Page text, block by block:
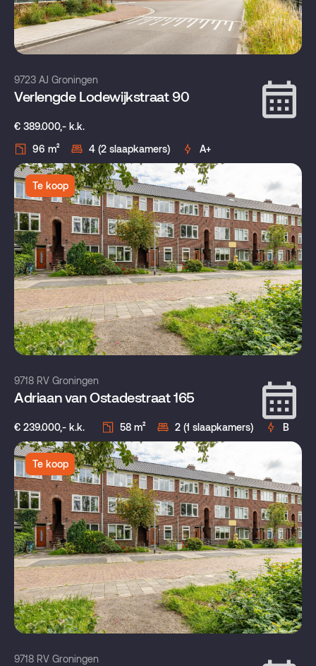
9723 AJ Groningen
Verlengde Lodewijkstraat 90
€ 389.000,- k.k.
96 m²
4 (2 slaapkamers) A+
Te koop
9718 RV Groningen
Adriaan van Ostadestraat 165
€ 239.000,- k.k. 58 m² 2 (1 slaapkamers) B
Te koop
9718 RV Groningen